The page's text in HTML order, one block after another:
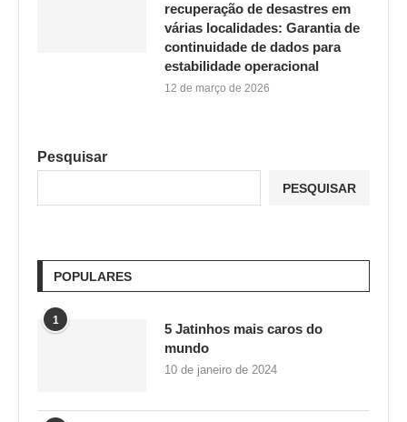
recuperação de desastres em
várias localidades: Garantia de
continuidade de dados para
estabilidade operacional
12 de março de 2026
Pesquisar
PESQUISAR
POPULARES
1
5 Jatinhos mais caros do
mundo
10 de janeiro de 2024